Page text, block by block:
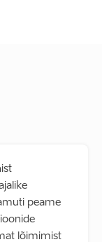
peame
lõimimist